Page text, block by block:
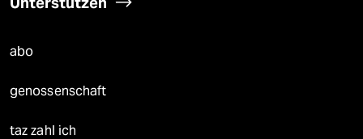
abo
genossenschaft
taz zahl ich